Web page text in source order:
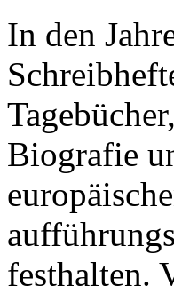
In den
Biografie
festhalten.